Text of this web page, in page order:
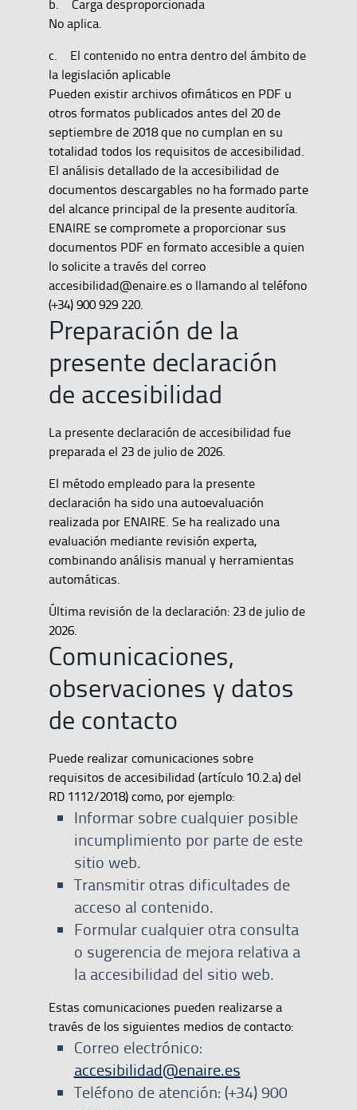
b. Carga desproporcionada
No aplica.
c. El contenido no entra dentro del ámbito de
la legislación aplicable
Pueden existir archivos ofimáticos en PDF u
otros formatos publicados antes del 20 de
septiembre de 2018 que no cumplan en su
totalidad todos los requisitos de accesibilidad.
El análisis detallado de la accesibilidad de
documentos descargables no ha formado parte
del alcance principal de la presente auditoría.
ENAIRE se compromete a proporcionar sus
documentos PDF en formato accesible a quien
lo solicite a través del correo
accesibilidad@enaire.es o llamando al teléfono
(+34) 900 929 220.
Preparación de la
presente declaración
de accesibilidad
La presente declaración de accesibilidad fue
preparada el 23 de julio de 2026.
El método empleado para la presente
declaración ha sido una autoevaluación
realizada por ENAIRE. Se ha realizado una
evaluación mediante revisión experta,
combinando análisis manual y herramientas
automáticas.
Última revisión de la declaración: 23 de julio de
2026.
Comunicaciones,
observaciones y datos
de contacto
Puede realizar comunicaciones sobre
requisitos de accesibilidad (artículo 10.2.a) del
RD 1112/2018) como, por ejemplo:
Informar sobre cualquier posible
incumplimiento por parte de este
sitio web.
Transmitir otras dificultades de
acceso al contenido.
Formular cualquier otra consulta
o sugerencia de mejora relativa a
la accesibilidad del sitio web.
Estas comunicaciones pueden realizarse a
través de los siguientes medios de contacto:
Correo electrónico:
accesibilidad@enaire.es
Teléfono de atención: (+34) 900